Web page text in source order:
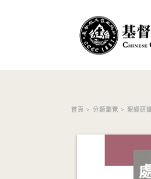
首頁 > 分類瀏覽 > 聖經研